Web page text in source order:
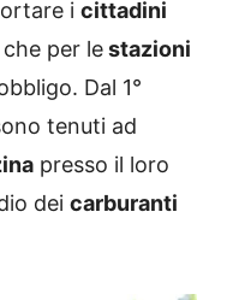
i cittadini
per lestazioni
Dal 1°
tenuti ad
presso il loro
dei carburanti